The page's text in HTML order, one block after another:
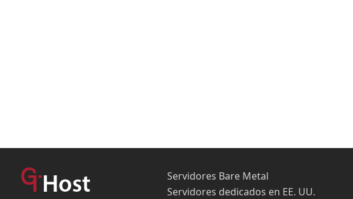
Servidores Bare Metal
Servidores dedicados en EE. UU.